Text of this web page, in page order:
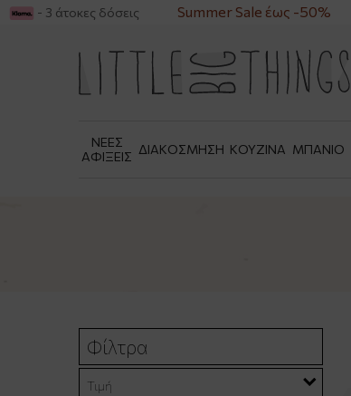
ΤΩΝ 49€ Summer Sale έως -50%
- 3 άτοκες δόσεις
ΝΕΕΣ
ΑΦΙΞΕΙΣ ΔΙΑΚΟΣΜΗΣΗ ΚΟΥΖΙΝΑ ΜΠΑΝΙΟ
Φίλτρα
Τιμή